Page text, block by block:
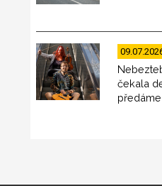
čekala